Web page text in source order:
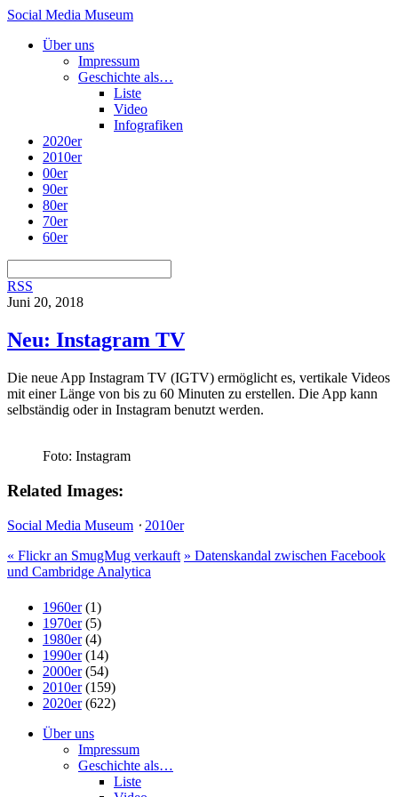
Social Media Museum
Über uns
Impressum
Geschichte als…
Liste
Video
Infografiken
2020er
2010er
00er
90er
80er
70er
60er
RSS
Juni 20, 2018
Neu: Instagram TV
Die neue App Instagram TV (IGTV) ermöglicht es, vertikale Videos
mit einer Länge von bis zu 60 Minuten zu erstellen. Die App kann
selbständig oder in Instagram benutzt werden.
Foto: Instagram
Related Images:
Social Media Museum ⋅ 2010er
« Flickr an SmugMug verkauft » Datenskandal zwischen Facebook
und Cambridge Analytica
1960er(1)
1970er(5)
1980er(4)
1990er(14)
2000er(54)
2010er(159)
2020er(622)
Über uns
Impressum
Geschichte als…
Liste